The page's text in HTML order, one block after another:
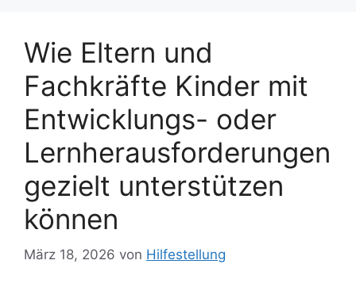
Wie Eltern und
Fachkräfte Kinder mit
Entwicklungs- oder
Lernherausforderungen
gezielt unterstützen
können
März 18, 2026 von Hilfestellung